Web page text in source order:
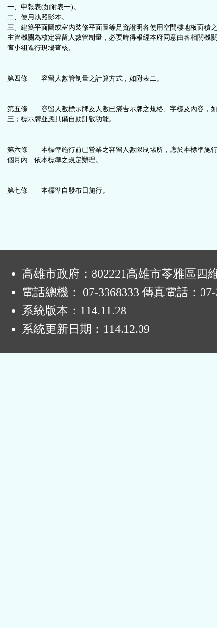
區
一、申報表(如附表一)。
二、使用執照影本。
三、建築平面圖或室內裝修平面圖等足資證明各使用空間樓地板面積
主管機關為核定容留人數管制量，必要時得報經本府同意由各相關機
查小組進行現場查核。
第四條 容留人數管制量之計算方式，如附表二。
第五條 容留人數標示牌及人數已滿告示牌之規格、字樣及內容，
三；標示牌並應具備自動計數功能。
第六條 本標準施行前已營業之容留人數限制場所，應於本標準施
個月內，依本標準之規定辦理。
第七條 本標準自發布日施行。
高雄市政府：802221高雄市苓雅區四
電話總機： 07-3368333 傳真電話：07-
系統版本： 114.11.28
系統更新日期： 114.12.09